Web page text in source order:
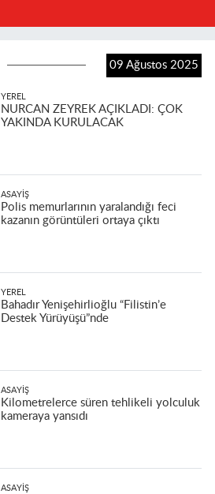
09 Ağustos 2025
YEREL
NURCAN ZEYREK AÇIKLADI: ÇOK
YAKINDA KURULACAK
ASAYIŞ
Polis memurlarının yaralandığı feci
kazanın görüntüleri ortaya çıktı
YEREL
Bahadır Yenişehirlioğlu “Filistin’e
Destek Yürüyüşü”nde
ASAYIŞ
Kilometrelerce süren tehlikeli yolculuk
kameraya yansıdı
ASAYIŞ